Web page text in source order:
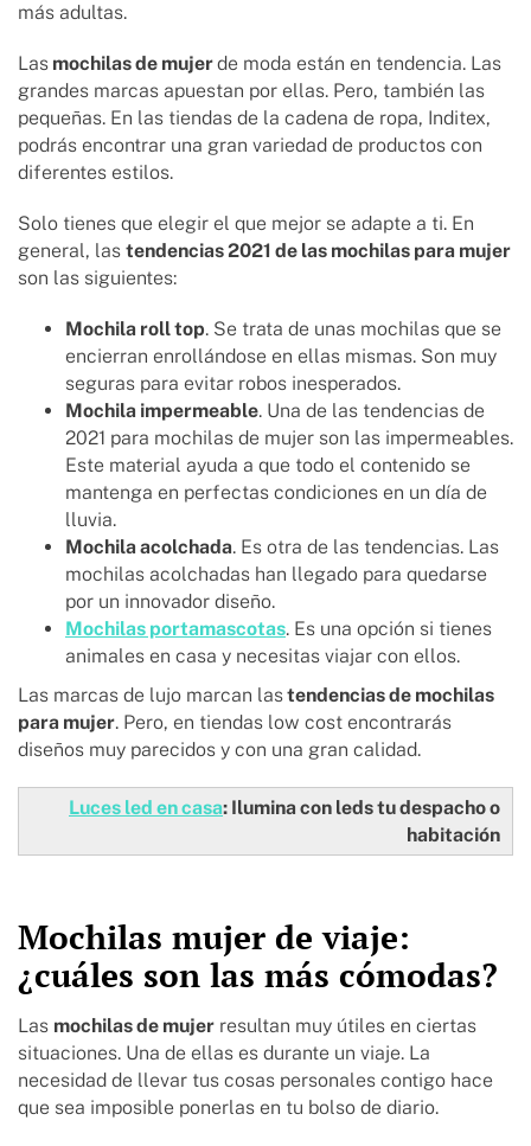
más adultas.
Las mochilas de mujerde moda están en tendencia. Las
grandes marcas apuestan por ellas. Pero, también las
pequeñas. En las tiendas de la cadena de ropa, Inditex,
podrás encontrar una gran variedad de productos con
diferentes estilos.
Solo tienes que elegir el que mejor se adapte a ti. En
general, las tendencias 2021 de las mochilas para mujer
son las siguientes:
Mochila roll top. Se trata de unas mochilas que se
encierran enrollándose en ellas mismas. Son muy
seguras para evitar robos inesperados.
Mochila impermeable. Una de las tendencias de
2021 para mochilas de mujer son las impermeables.
Este material ayuda a que todo el contenido se
mantenga en perfectas condiciones en un día de
lluvia.
Mochila acolchada. Es otra de las tendencias. Las
mochilas acolchadas han llegado para quedarse
por un innovador diseño.
Mochilas portamascotas. Es una opción si tienes
animales en casa y necesitas viajar con ellos.
Las marcas de lujo marcan lastendencias de mochilas
para mujer. Pero, en tiendas low cost encontrarás
diseños muy parecidos y con una gran calidad.
Luces led en casa: Ilumina con leds tu despacho o
habitación
Mochilas mujer de viaje:
¿cuáles son las más cómodas?
Las mochilas de mujer resultan muy útiles en ciertas
situaciones. Una de ellas es durante un viaje. La
necesidad de llevar tus cosas personales contigo hace
que sea imposible ponerlas en tu bolso de diario.